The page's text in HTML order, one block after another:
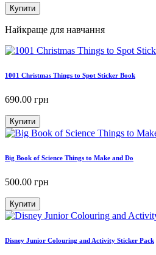
Купити
Найкраще для навчання
1001 Christmas Things to Spot Sticker Book
690.00 грн
Купити
Big Book of Science Things to Make and Do
500.00 грн
Купити
Disney Junior Colouring and Activity Sticker Pack